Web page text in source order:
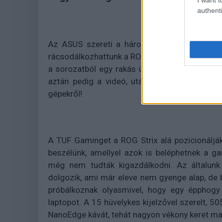
Az ASUS szereti a három betűsre
rácsodálkozhattunk a ROG márka alá tartozó
a sorozatból egy rakás újdonságot, amikre
aztán pedig a videó, utána pedig ti jöttök a
gépekről!
A TUF Gaminget a ROG Strix alá
beszélünk, amellyel azok is beléphetnek a
még nem tudták kigazdálkodni. Az
dolgozik, ami már eleve nem gyenge alap,
próbálkoznak olyasmivel, hogy egy
laptopot. A 15 hüvelykes kijelzővel szerelt,
NanoEdge kávát, tehát nagyon vékony keret